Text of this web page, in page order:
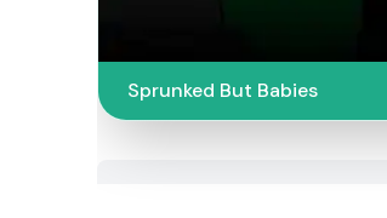
Sprunked But Babies